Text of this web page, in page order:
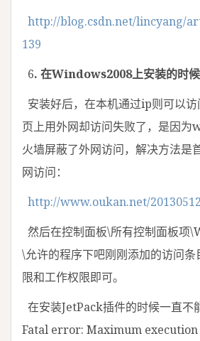
http://blog.csdn.net/lincyang/
139
6. 在Windows2008上安装的时
安装好后，在本机通过ip则可以
页上用外网却访问失败了，是因
火墙屏蔽了外网访问，解决方法是
网访问：
http://www.oukan.net/
然后在控制面板\所有控制面板项
\允许的程序下吧刚刚添加的访问条
限和工作权限即可。
在安装JetPack插件的时候一直不
Fatal error: Maximum